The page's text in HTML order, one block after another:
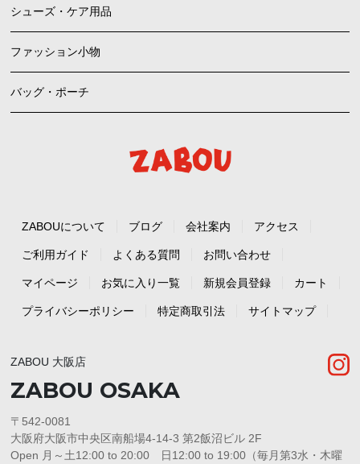
シューズ・ケア用品
ファッション小物
バッグ・ポーチ
ZABOUについて ブログ 会社案内 アクセス
ご利用ガイド よくある質問 お問い合わせ
マイページ お気に入り一覧 新規会員登録 カート
プライバシーポリシー 特定商取引法 サイトマップ
ZABOU 大阪店
ZABOU OSAKA
〒542-0081
大阪府大阪市中央区南船場4-14-3 第2飯沼ビル 2F
Open 月～土12:00 to 20:00 日12:00 to 19:00（毎月第3水・木曜